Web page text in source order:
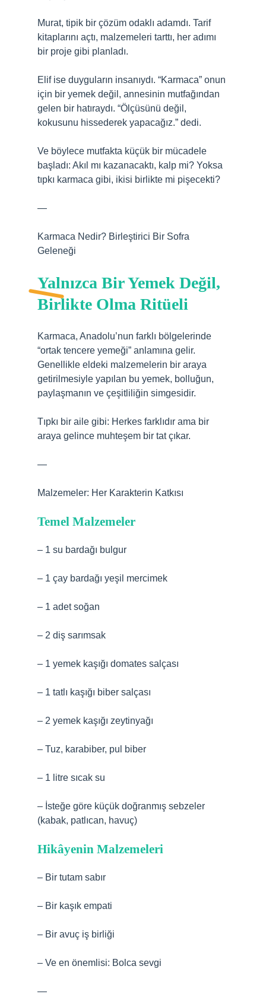
Murat, tipik bir çözüm odaklı adamdı. Tarif
kitaplarını açtı, malzemeleri tarttı, her adımı
bir proje gibi planladı.
Elif ise duyguların insanıydı. “Karmaca” onun
için bir yemek değil, annesinin mutfağından
gelen bir hatıraydı. “Ölçüsünü değil,
kokusunu hissederek yapacağız.” dedi.
Ve böylece mutfakta küçük bir mücadele
başladı: Akıl mı kazanacaktı, kalp mi? Yoksa
tıpkı karmaca gibi, ikisi birlikte mi pişecekti?
—
Karmaca Nedir? Birleştirici Bir Sofra
Geleneği
Yalnızca Bir Yemek Değil,
Birlikte Olma Ritüeli
Karmaca, Anadolu’nun farklı bölgelerinde
“ortak tencere yemeği” anlamına gelir.
Genellikle eldeki malzemelerin bir araya
getirilmesiyle yapılan bu yemek, bolluğun,
paylaşmanın ve çeşitliliğin simgesidir.
Tıpkı bir aile gibi: Herkes farklıdır ama bir
araya gelince muhteşem bir tat çıkar.
—
Malzemeler: Her Karakterin Katkısı
Temel Malzemeler
– 1 su bardağı bulgur
– 1 çay bardağı yeşil mercimek
– 1 adet soğan
– 2 diş sarımsak
– 1 yemek kaşığı domates salçası
– 1 tatlı kaşığı biber salçası
– 2 yemek kaşığı zeytinyağı
– Tuz, karabiber, pul biber
– 1 litre sıcak su
– İsteğe göre küçük doğranmış sebzeler
(kabak, patlıcan, havuç)
Hikâyenin Malzemeleri
– Bir tutam sabır
– Bir kaşık empati
– Bir avuç iş birliği
– Ve en önemlisi: Bolca sevgi
—